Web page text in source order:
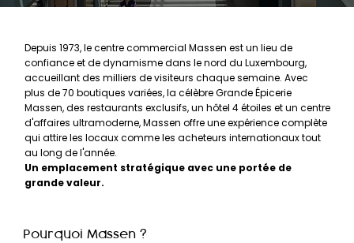
Depuis 1973, le centre commercial Massen est un lieu de
confiance et de dynamisme dans le nord du Luxembourg,
accueillant des milliers de visiteurs chaque semaine. Avec
plus de 70 boutiques variées, la célèbre Grande Épicerie
Massen, des restaurants exclusifs, un hôtel 4 étoiles et un centre
d'affaires ultramoderne, Massen offre une expérience complète
qui attire les locaux comme les acheteurs internationaux tout
au long de l'année.
Un emplacement stratégique avec une portée de
grande valeur.
Pourquoi Massen ?